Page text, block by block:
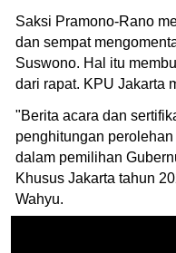
Saksi Pramono-Rano
dan sempat
Suswono. Hal itu
dari rapat. KPU Jakarta
"Berita acara dan
penghitungan
dalam pemilihan
Khusus Jakarta tahun
Wahyu.